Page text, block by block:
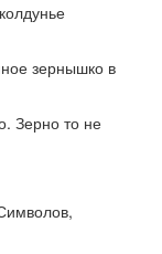
зернышко в
Зерно то не